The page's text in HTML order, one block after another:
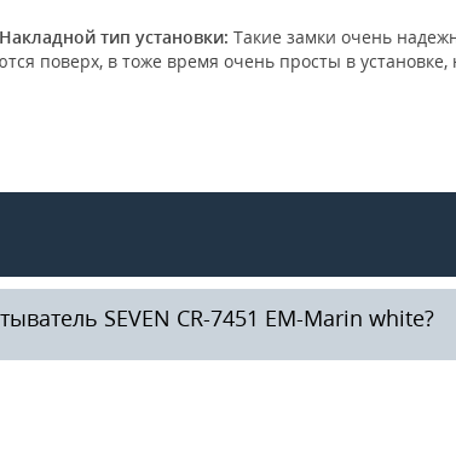
тип установки: Такие замки очень
поверх, в тоже время очень просты в
SEVEN CR-7451 EM-Marin white?